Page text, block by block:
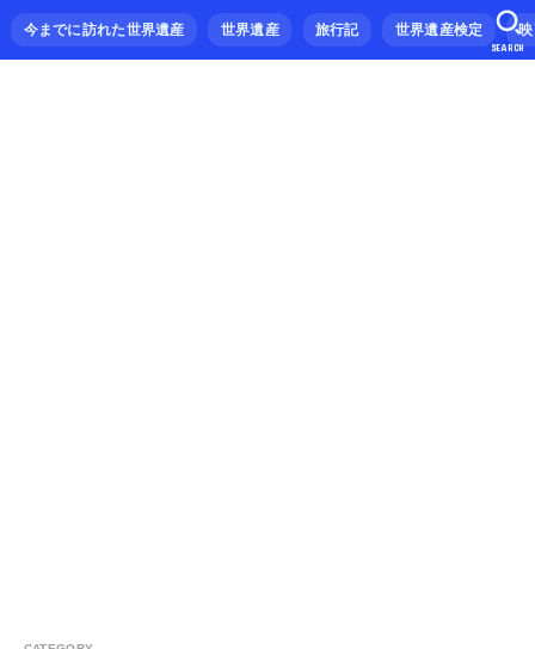
今までに訪れた世界遺産 世界遺産 旅行記 世界遺産検定
SEARCH